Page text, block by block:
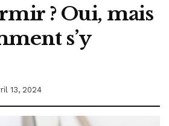
? Oui, mais
s’y
13, 2024